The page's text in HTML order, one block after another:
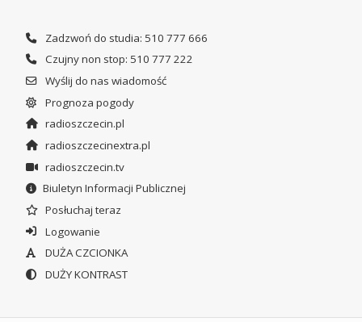
Zadzwoń do studia: 510 777 666
Czujny non stop: 510 777 222
Wyślij do nas wiadomość
Prognoza pogody
radioszczecin.pl
radioszczecinextra.pl
radioszczecin.tv
Biuletyn Informacji Publicznej
Posłuchaj teraz
Logowanie
DUŻA CZCIONKA
DUŻY KONTRAST